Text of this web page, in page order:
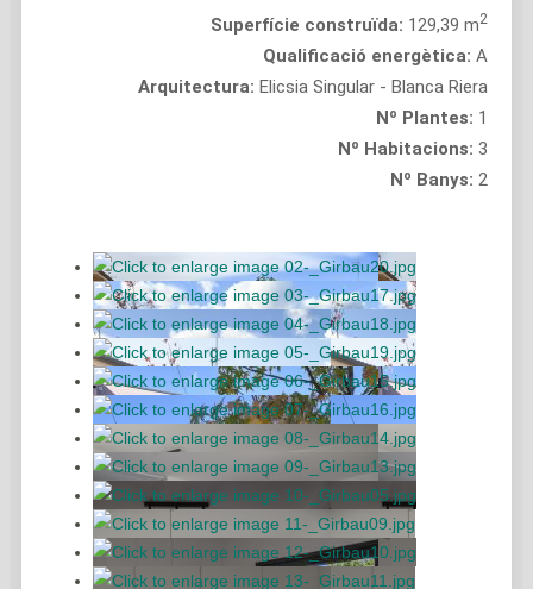
Superfície construïda: 129,39 m2
Qualificació energètica: A
Arquitectura: Elicsia Singular - Blanca Riera
Nº Plantes: 1
Nº Habitacions: 3
Nº Banys: 2